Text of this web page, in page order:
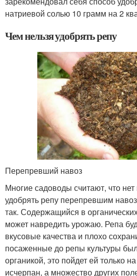
натриевой солью 10 грамм на 2
Чем нельзя удобрять репу
Перепревший навоз
Многие садоводы считают, что
удобрять репу перепревшим
так. Содержащийся в
может навредить урожаю. Репа
вкусовые качества и плохо
посаженные до репы культуры
органикой, это пойдет ей только
исчерпан, а множество других